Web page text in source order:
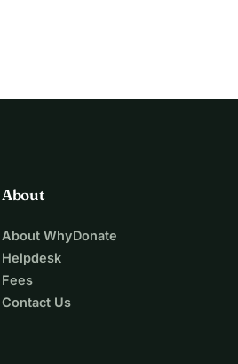
About
About WhyDonate
Helpdesk
Fees
Contact Us